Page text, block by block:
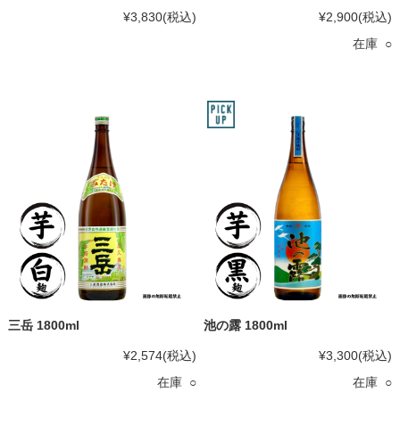
¥3,830(税込) ¥2,900(税込)
在庫 ○
三岳 1800ml
¥2,574(税込)
在庫 ○
池の露 1800ml
¥3,300(税込)
在庫 ○